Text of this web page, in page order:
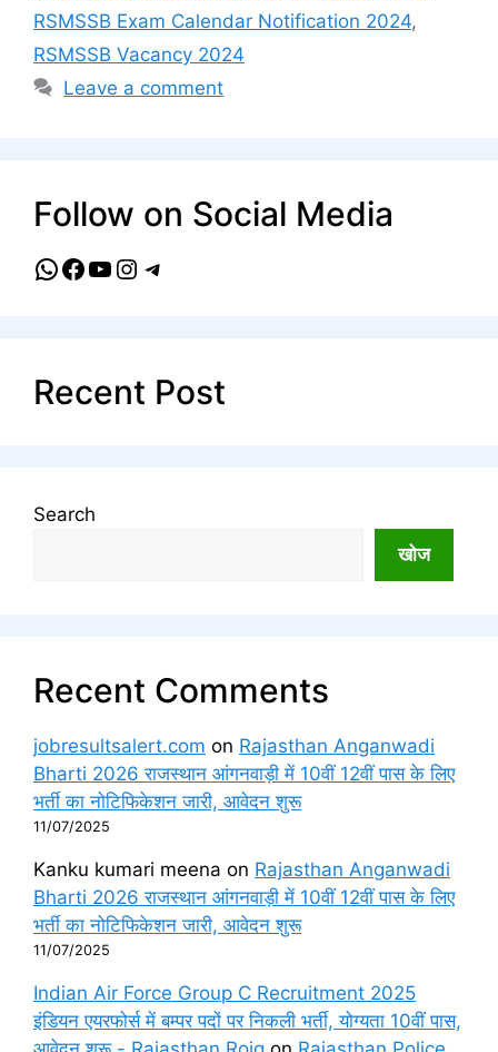
RSMSSB Exam Calendar Notification 2024,
RSMSSB Vacancy 2024
Leave a comment
Follow on Social Media
WhatsApp
Facebook
YouTube
Instagram
Telegram
Recent Post
Search
खोज
Recent Comments
jobresultsalert.com on Rajasthan Anganwadi
Bharti 2026 राजस्थान आंगनवाड़ी में 10वीं 12वीं पास के लिए
भर्ती का नोटिफिकेशन जारी, आवेदन शुरू
11/07/2025
Kanku kumari meena on Rajasthan Anganwadi
Bharti 2026 राजस्थान आंगनवाड़ी में 10वीं 12वीं पास के लिए
भर्ती का नोटिफिकेशन जारी, आवेदन शुरू
11/07/2025
Indian Air Force Group C Recruitment 2025
इंडियन एयरफोर्स में बम्पर पदों पर निकली भर्ती, योग्यता 10वीं पास,